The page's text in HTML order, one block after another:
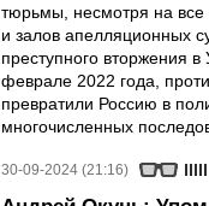
тюрьмы, несмотря на все
и залов апелляционных
преступного вторжения
феврале 2022 года,
превратили Россию в
многочисленных
30-09-2024 (21:16)